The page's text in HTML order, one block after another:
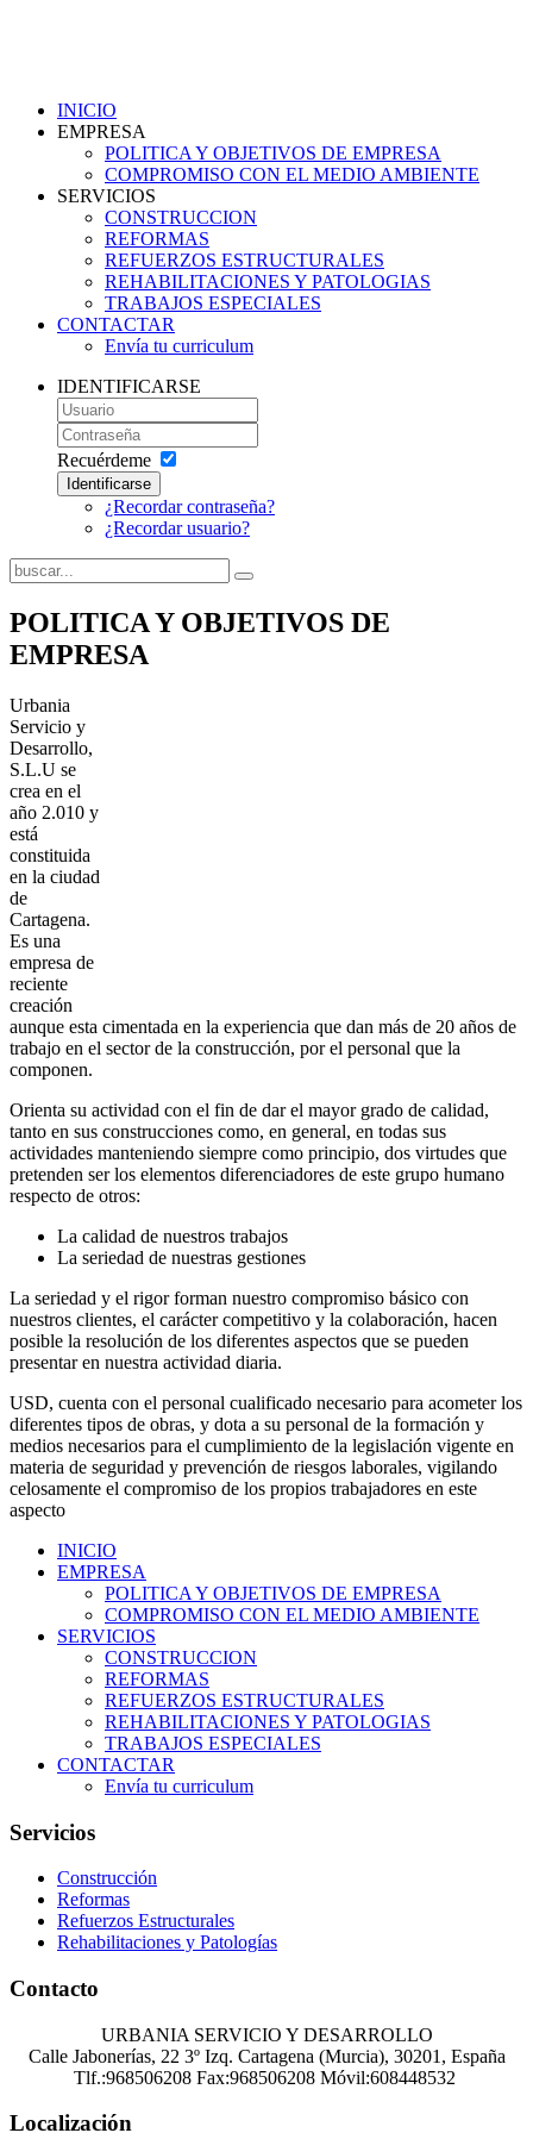
INICIO
EMPRESA
POLITICA Y OBJETIVOS DE EMPRESA
COMPROMISO CON EL MEDIO AMBIENTE
SERVICIOS
CONSTRUCCION
REFORMAS
REFUERZOS ESTRUCTURALES
REHABILITACIONES Y PATOLOGIAS
TRABAJOS ESPECIALES
CONTACTAR
Envía tu curriculum
IDENTIFICARSE
Recuérdeme
Identificarse
¿Recordar contraseña?
¿Recordar usuario?
POLITICA Y OBJETIVOS DE
EMPRESA
Urbania
Servicio y
Desarrollo,
S.L.U se
crea en el
año 2.010 y
está
constituida
en la ciudad
de
Cartagena.
Es una
empresa de
reciente
creación
aunque esta cimentada en la experiencia que dan más de 20 años de
trabajo en el sector de la construcción, por el personal que la
componen.
Orienta su actividad con el fin de dar el mayor grado de calidad,
tanto en sus construcciones como, en general, en todas sus
actividades manteniendo siempre como principio, dos virtudes que
pretenden ser los elementos diferenciadores de este grupo humano
respecto de otros:
La calidad de nuestros trabajos
La seriedad de nuestras gestiones
La seriedad y el rigor forman nuestro compromiso básico con
nuestros clientes, el carácter competitivo y la colaboración, hacen
posible la resolución de los diferentes aspectos que se pueden
presentar en nuestra actividad diaria.
USD, cuenta con el personal cualificado necesario para acometer los
diferentes tipos de obras, y dota a su personal de la formación y
medios necesarios para el cumplimiento de la legislación vigente en
materia de seguridad y prevención de riesgos laborales, vigilando
celosamente el compromiso de los propios trabajadores en este
aspecto
INICIO
EMPRESA
POLITICA Y OBJETIVOS DE EMPRESA
COMPROMISO CON EL MEDIO AMBIENTE
SERVICIOS
CONSTRUCCION
REFORMAS
REFUERZOS ESTRUCTURALES
REHABILITACIONES Y PATOLOGIAS
TRABAJOS ESPECIALES
CONTACTAR
Envía tu curriculum
Servicios
Construcción
Reformas
Refuerzos Estructurales
Rehabilitaciones y Patologías
Contacto
URBANIA SERVICIO Y DESARROLLO
Calle Jabonerías, 22 3º Izq. Cartagena (Murcia), 30201, España
Tlf.:968506208 Fax:968506208 Móvil:608448532
Localización